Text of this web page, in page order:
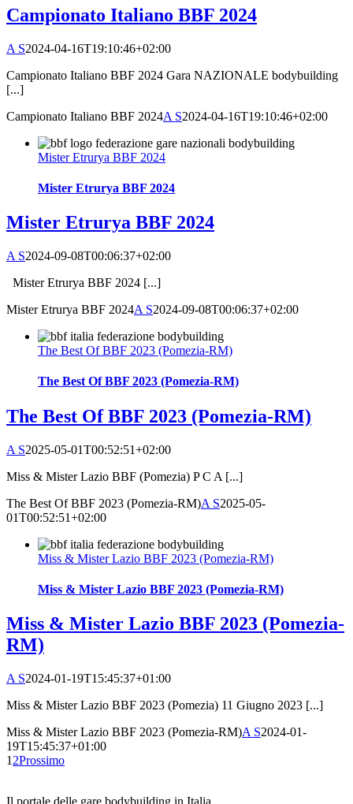
Campionato Italiano BBF 2024
A S2024-04-16T19:10:46+02:00
Campionato Italiano BBF 2024 Gara NAZIONALE bodybuilding
[...]
Campionato Italiano BBF 2024A S2024-04-16T19:10:46+02:00
Mister Etrurya BBF 2024
Mister Etrurya BBF 2024
Mister Etrurya BBF 2024
A S2024-09-08T00:06:37+02:00
Mister Etrurya BBF 2024 [...]
Mister Etrurya BBF 2024A S2024-09-08T00:06:37+02:00
The Best Of BBF 2023 (Pomezia-RM)
The Best Of BBF 2023 (Pomezia-RM)
The Best Of BBF 2023 (Pomezia-RM)
A S2025-05-01T00:52:51+02:00
Miss & Mister Lazio BBF (Pomezia) P C A [...]
The Best Of BBF 2023 (Pomezia-RM)A S2025-05-
01T00:52:51+02:00
Miss & Mister Lazio BBF 2023 (Pomezia-RM)
Miss & Mister Lazio BBF 2023 (Pomezia-RM)
Miss & Mister Lazio BBF 2023 (Pomezia-
RM)
A S2024-01-19T15:45:37+01:00
Miss & Mister Lazio BBF 2023 (Pomezia) 11 Giugno 2023 [...]
Miss & Mister Lazio BBF 2023 (Pomezia-RM)A S2024-01-
19T15:45:37+01:00
1 2Prossimo
Il portale delle gare bodybuilding in Italia.